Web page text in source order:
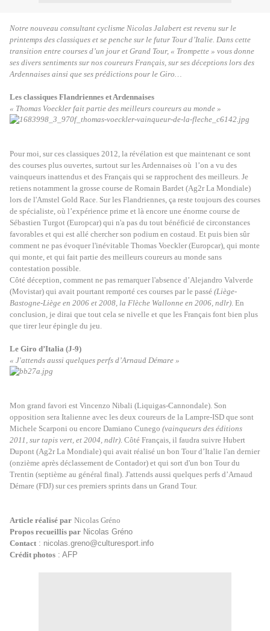
Notre nouveau consultant cyclisme Nicolas Jalabert est revenu sur le
printemps des classiques et se penche sur le futur Tour d’Italie. Dans cette
transition entre courses d’un jour et Grand Tour, « Trompette » vous donne
ses divers sentiments sur nos coureurs Français, sur ses déceptions lors des
Ardennaises ainsi que ses prédictions pour le Giro…
Les classiques Flandriennes et Ardennaises
« Thomas Voeckler fait partie des meilleurs coureurs au monde »
Pour moi, sur ces classiques 2012, la révélation est que maintenant ce sont
des courses plus ouvertes, surtout sur les Ardennaises où l’on a vu des
vainqueurs inattendus et des Français qui se rapprochent des meilleurs. Je
retiens notamment la grosse course de Romain Bardet (Ag2r La Mondiale)
lors de l'Amstel Gold Race. Sur les Flandriennes, ça reste toujours des courses
de spécialiste, où l’expérience prime et là encore une énorme course de
Sébastien Turgot (Europcar) qui n'a pas du tout bénéficié de circonstances
favorables et qui est allé chercher son podium en costaud. Et puis bien sûr
comment ne pas évoquer l'inévitable Thomas Voeckler (Europcar), qui monte
qui monte, et qui fait partie des meilleurs coureurs au monde sans
contestation possible.
Côté déception, comment ne pas remarquer l'absence d’Alejandro Valverde
(Movistar) qui avait pourtant remporté ces courses par le passé (Liège-
Bastogne-Liège en 2006 et 2008, la Flèche Wallonne en 2006, ndlr). En
conclusion, je dirai que tout cela se nivelle et que les Français font bien plus
que tirer leur épingle du jeu.
Le Giro d’Italia (J-9)
« J'attends aussi quelques perfs d’Arnaud Démare »
Mon grand favori est Vincenzo Nibali (Liquigas-Cannondale). Son
opposition sera Italienne avec les deux coureurs de la Lampre-ISD que sont
Michele Scarponi ou encore Damiano Cunego (vainqueurs des éditions
2011, sur tapis vert, et 2004, ndlr). Côté Français, il faudra suivre Hubert
Dupont (Ag2r La Mondiale) qui avait réalisé un bon Tour d’Italie l'an dernier
(onzième après déclassement de Contador) et qui sort d'un bon Tour du
Trentin (septième au général final). J'attends aussi quelques perfs d’Arnaud
Démare (FDJ) sur ces premiers sprints dans un Grand Tour.
Article réalisé par Nicolas Gréno
Propos recueillis par Nicolas Gréno
Contact : nicolas.greno@culturesport.info
Crédit photos : AFP